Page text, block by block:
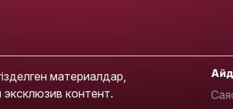
материалдар,
эксклюзив контент.